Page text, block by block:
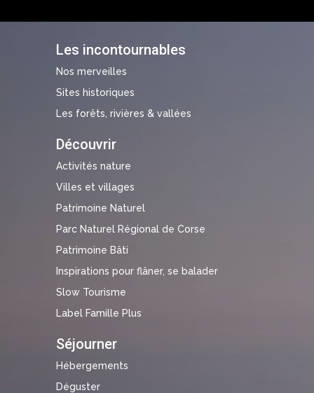
Les incontournables
Nos merveilles
Sites historiques
Les forêts, rivières & vallées
Découvrir
Activités nature
Villes et villages
Patrimoine Naturel
Parc Naturel Régional de Corse
Patrimoine Bâti
Inspirations pour flâner, se balader
Slow Tourisme
Label Famille Plus
Séjourner
Hébergements
Déguster